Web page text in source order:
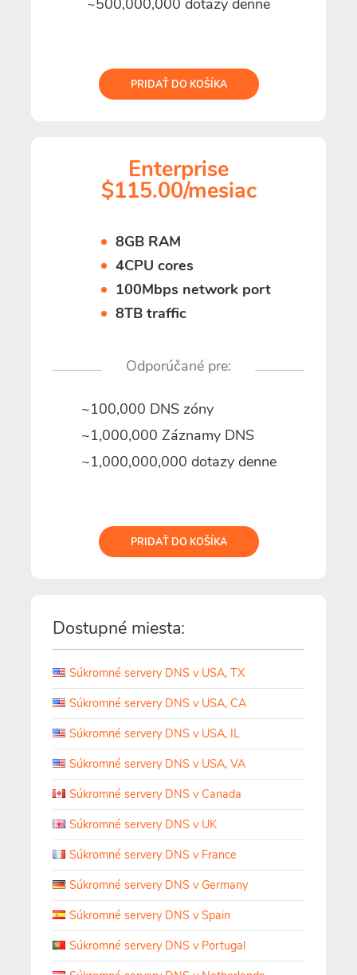
~500,000,000 dotazy denne
PRIDAŤ DO KOŠÍKA
Enterprise
$115.00/mesiac
8GB RAM
4CPU cores
100Mbps network port
8TB traffic
Odporúčané pre:
~100,000 DNS zóny
~1,000,000 Záznamy DNS
~1,000,000,000 dotazy denne
PRIDAŤ DO KOŠÍKA
Dostupné miesta:
Súkromné servery DNS v USA, TX
Súkromné servery DNS v USA, CA
Súkromné servery DNS v USA, IL
Súkromné servery DNS v USA, VA
Súkromné servery DNS v Canada
Súkromné servery DNS v UK
Súkromné servery DNS v France
Súkromné servery DNS v Germany
Súkromné servery DNS v Spain
Súkromné servery DNS v Portugal